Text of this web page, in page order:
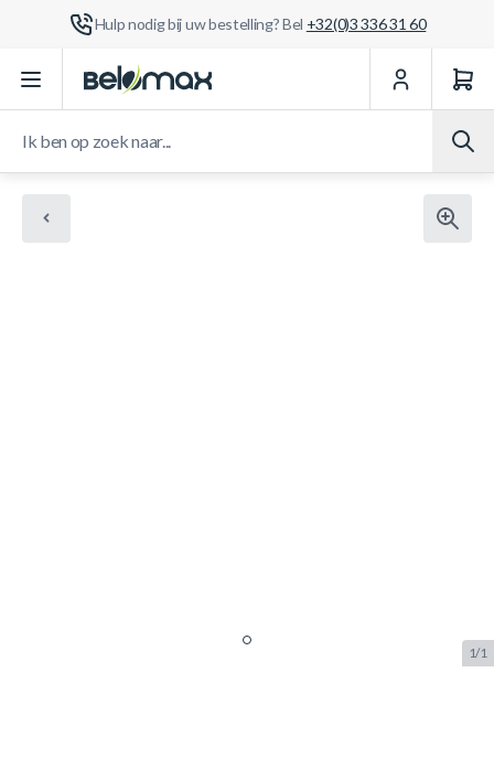
Hulp nodig bij uw bestelling? Bel +32(0)3 336 31 60
Ga naar de inhoud
1/1